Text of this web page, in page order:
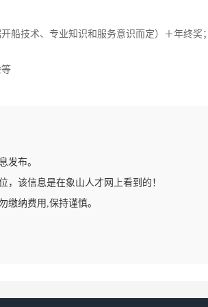
船技术、专业知识和服务意识而定）＋年终奖；
发布。
，该信息是在象山人才网上看到的！
缴纳费用,保持谨慎。